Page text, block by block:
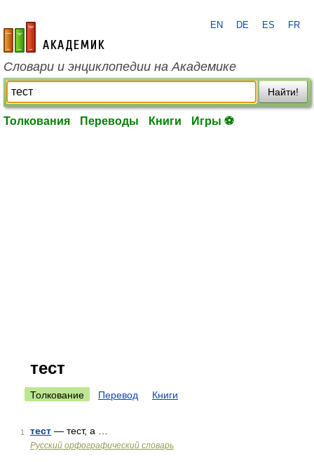
academic.ru
EN DE ES FR
Словари и энциклопедии на Академике
Найти!
Толкования Переводы Книги Игры ⚽
тест
Толкование Перевод Книги
1 тест — тест, а …
Русский орфографический словарь